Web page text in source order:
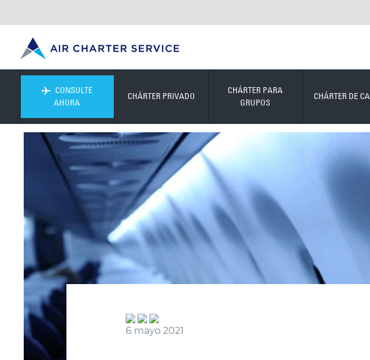
CONSULTE
AHORA
CHÁRTER PRIVADO
CHÁRTER PARA
GRUPOS
CHÁRTER DE
6 mayo 2021